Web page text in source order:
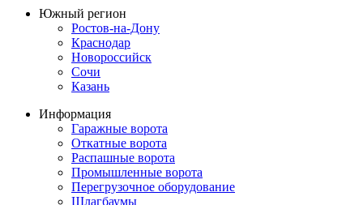
Южный регион
Ростов-на-Дону
Краснодар
Новороссийск
Сочи
Казань
Информация
Гаражные ворота
Откатные ворота
Распашные ворота
Промышленные ворота
Перегрузочное оборудование
Шлагбаумы